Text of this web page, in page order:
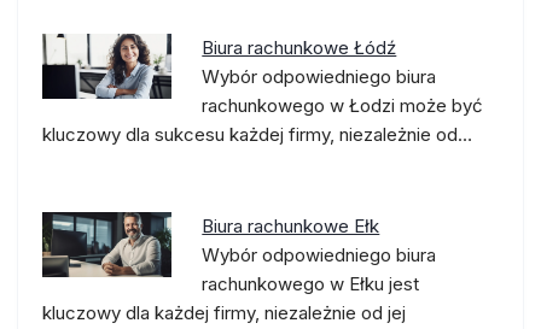
Biura rachunkowe Łódź
Wybór odpowiedniego biura
rachunkowego w Łodzi może być
kluczowy dla sukcesu każdej firmy, niezależnie od…
Biura rachunkowe Ełk
Wybór odpowiedniego biura
rachunkowego w Ełku jest
kluczowy dla każdej firmy, niezależnie od jej